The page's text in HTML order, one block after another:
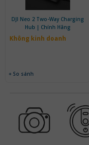
DJI Neo 2 Two-Way Charging
Hub | Chính Hãng
Không kinh doanh
+ So sánh